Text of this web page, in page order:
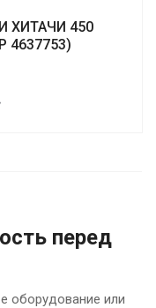
ХИТАЧИ 450
перед
оборудование или